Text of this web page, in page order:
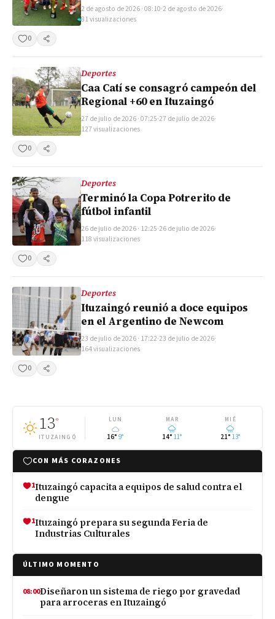
2 de agosto de 2026 · 08:10·2 de agosto de 2026·
81 visualizaciones
0
Compartir
Deportes
Caa Catí se consagró campeón del
Regional +60 en Ituzaingó
27 de julio de 2026 · 07:25·27 de julio de 2026·
127 visualizaciones
0
Compartir
Deportes
Terminó la Copa Potrerito de
fútbol infantil
26 de julio de 2026 · 12:25·26 de julio de 2026·
118 visualizaciones
0
Compartir
Deportes
Ituzaingó reunió a doce equipos
en el Argentino de Newcom
23 de julio de 2026 · 17:22·23 de julio de 2026·
164 visualizaciones
0
Compartir
13°
ITUZAINGÓ
LUN
16° 9°
MAR
14° 11°
MIÉ
21° 13°
CON MÁS CORAZONES
1Ituzaingó capacita a equipos de salud contra el
dengue
1Ituzaingó prepara su segunda Feria de
Industrias Culturales
ÚLTIMO MOMENTO
08:00Diseñaron un sistema de riego por gravedad
para arroceras en Ituzaingó